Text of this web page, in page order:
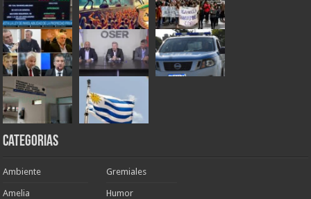
Categorias
Ambiente
Amelia
Gremiales
Humor